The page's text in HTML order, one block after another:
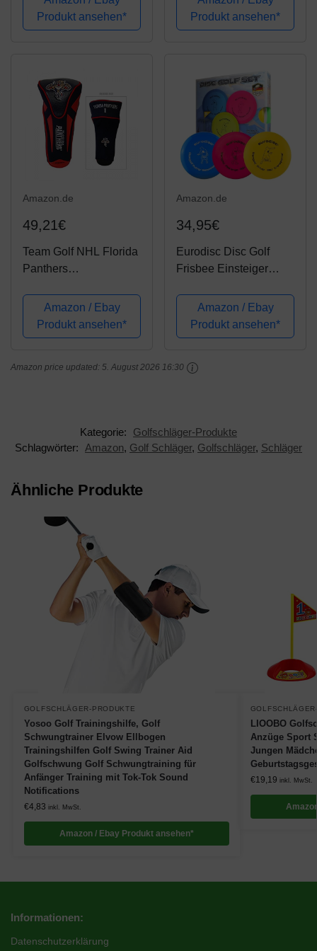
Produkt ansehen*
Produkt ansehen*
Amazon.de
49,21€
Team Golf NHL Florida
Panthers
Golfschläger, mit Apex-
Driver, passend für alle
übergroßen Schläger,
Design
Amazon / Ebay
Produkt ansehen*
Amazon.de
34,95€
Eurodisc Disc Golf
Frisbee Einsteiger
hochwertig haltbar
Selection Putter
Midrange Driver
Amazon / Ebay
Produkt ansehen*
Amazon price updated: 5. August 2026 16:30
Kategorie:
Golfschläger-Produkte
Schlagwörter:
Amazon, Golf Schläger, Golfschläger, Schläger
Ähnliche Produkte
GOLFSCHLÄGER-PRODUKTE
Yosoo Golf Trainingshilfe, Golf
Schwungtrainer Elvow Ellbogen
Trainingshilfen Golf Swing Trainer Aid
Golfschwung Golf Schwungtraining für
Anfänger Training mit Tok-Tok Sound
Notifications
€4,83 inkl. MwSt.
Amazon / Ebay Produkt ansehen*
LIOOBO
Anzüge Sport
Jungen
€19,19 inkl. MwSt.
Informationen:
Datenschutzerklärung